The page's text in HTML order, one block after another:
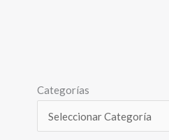
Categorías